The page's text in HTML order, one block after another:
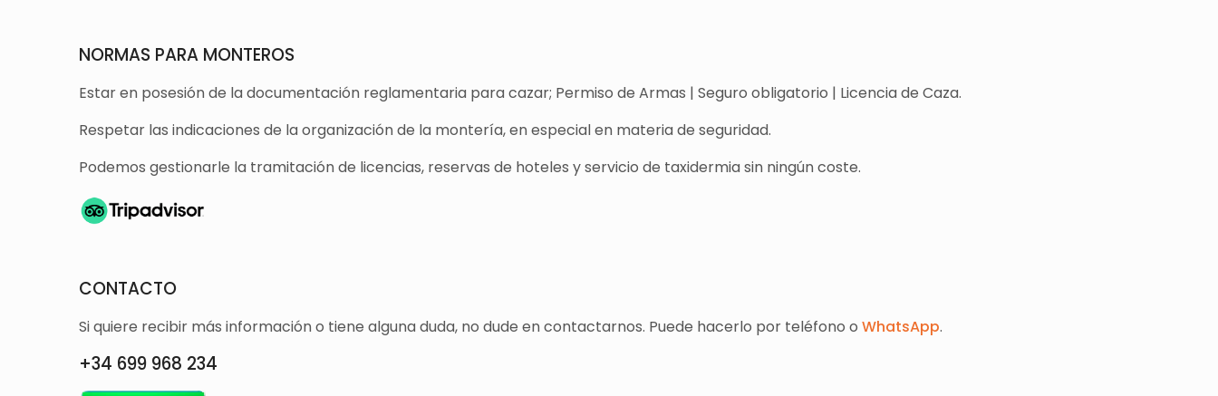
NORMAS PARA MONTEROS
Estar en posesión de la documentación reglamentaria para cazar; Permiso de Armas | Seguro obligatorio | Licencia de Caza.
Respetar las indicaciones de la organización de la montería, en especial en materia de seguridad.
Podemos gestionarle la tramitación de licencias, reservas de hoteles y servicio de taxidermia sin ningún coste.
CONTACTO
Si quiere recibir más información o tiene alguna duda, no dude en contactarnos. Puede hacerlo por teléfono o WhatsApp.
+34 699 968 234